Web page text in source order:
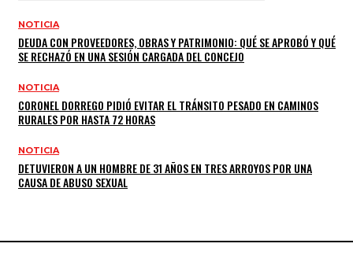
NOTICIA
DEUDA CON PROVEEDORES, OBRAS Y PATRIMONIO: QUÉ SE APROBÓ Y QUÉ
SE RECHAZÓ EN UNA SESIÓN CARGADA DEL CONCEJO
NOTICIA
CORONEL DORREGO PIDIÓ EVITAR EL TRÁNSITO PESADO EN CAMINOS
RURALES POR HASTA 72 HORAS
NOTICIA
DETUVIERON A UN HOMBRE DE 31 AÑOS EN TRES ARROYOS POR UNA
CAUSA DE ABUSO SEXUAL